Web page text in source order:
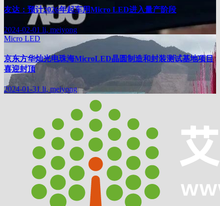
友达：预计2026年起车用Micro LED进入量产阶段
2024-02-01 li, meiyong
Micro LED
京东方华灿光电珠海MicroLED晶圆制造和封装测试基地项目
喜迎封顶
2024-01-31 li, meiyong